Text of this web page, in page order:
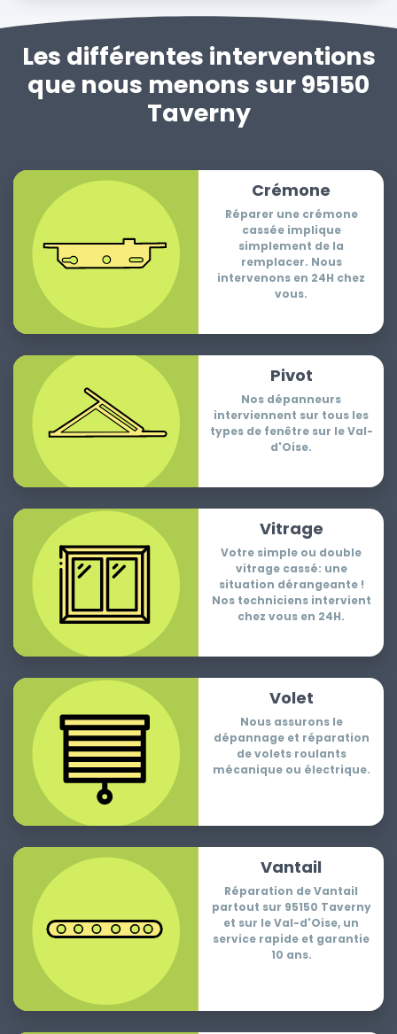
Les différentes interventions
que nous menons sur 95150
Taverny
Crémone
Réparer une crémone
cassée implique
simplement de la
remplacer. Nous
intervenons en 24H chez
vous.
Pivot
Nos dépanneurs
interviennent sur tous les
types de fenêtre sur le Val-
d'Oise.
Vitrage
Votre simple ou double
vitrage cassé: une
situation dérangeante !
Nos techniciens intervient
chez vous en 24H.
Volet
Nous assurons le
dépannage et réparation
de volets roulants
mécanique ou électrique.
Vantail
Réparation de Vantail
partout sur 95150 Taverny
et sur le Val-d'Oise, un
service rapide et garantie
10 ans.